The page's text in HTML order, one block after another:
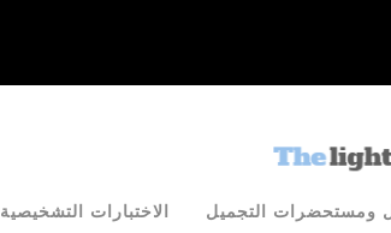
الاختبارات التشخيصية ومستحضرات التجميل